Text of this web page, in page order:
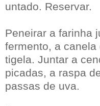
untado. Reservar.
Peneirar a farinha
fermento, a
tigela. Juntar a
picadas, a raspa
passas de uva.